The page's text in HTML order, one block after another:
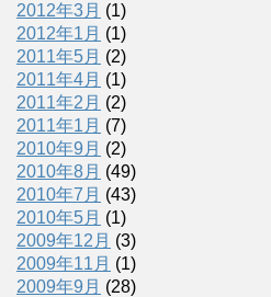
2012年3月 (1)
2012年1月 (1)
2011年5月 (2)
2011年4月 (1)
2011年2月 (2)
2011年1月 (7)
2010年9月 (2)
2010年8月 (49)
2010年7月 (43)
2010年5月 (1)
2009年12月 (3)
2009年11月 (1)
2009年9月 (28)